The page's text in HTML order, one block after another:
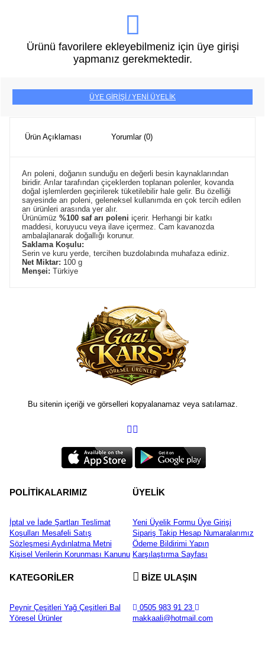
Ürünü favorilere ekleyebilmeniz için üye girişi
yapmanız gerekmektedir.
ÜYE GİRİŞİ / YENİ ÜYELİK
Ürün Açıklaması Yorumlar (0)
Arı poleni, doğanın sunduğu en değerli besin kaynaklarından
biridir. Arılar tarafından çiçeklerden toplanan polenler, kovanda
doğal işlemlerden geçirilerek tüketilebilir hale gelir. Bu özelliği
sayesinde arı poleni, geleneksel kullanımda en çok tercih edilen
arı ürünleri arasında yer alır.
Ürünümüz %100 saf arı poleni içerir. Herhangi bir katkı
maddesi, koruyucu veya ilave içermez. Cam kavanozda
ambalajlanarak doğallığı korunur.
Saklama Koşulu:
Serin ve kuru yerde, tercihen buzdolabında muhafaza ediniz.
Net Miktar: 100 g
Menşei: Türkiye
Bu sitenin içeriği ve görselleri kopyalanamaz veya satılamaz.
POLİTİKALARIMIZ
İptal ve İade Şartları Teslimat
Koşulları Mesafeli Satış
Sözleşmesi Aydınlatma Metni
Kişisel Verilerin Korunması Kanunu
ÜYELİK
Yeni Üyelik Formu Üye Girişi
Sipariş Takip Hesap Numaralarımız
Ödeme Bildirimi Yapın
Karşılaştırma Sayfası
KATEGORİLER
Peynir Çeşitleri Yağ Çeşitleri Bal
Yöresel Ürünler
BİZE ULAŞIN
0505 983 91 23
makkaali@hotmail.com